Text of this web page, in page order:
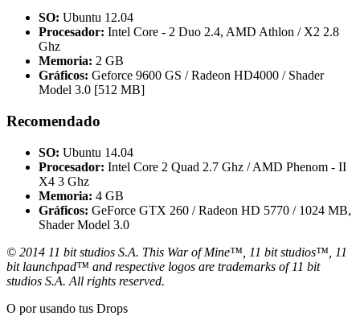
SO: Ubuntu 12.04
Procesador: Intel Core - 2 Duo 2.4, AMD Athlon / X2 2.8
Ghz
Memoria: 2 GB
Gráficos: Geforce 9600 GS / Radeon HD4000 / Shader
Model 3.0 [512 MB]
Recomendado
SO: Ubuntu 14.04
Procesador: Intel Core 2 Quad 2.7 Ghz / AMD Phenom - II
X4 3 Ghz
Memoria: 4 GB
Gráficos: GeForce GTX 260 / Radeon HD 5770 / 1024 MB,
Shader Model 3.0
© 2014 11 bit studios S.A. This War of Mine™, 11 bit studios™, 11
bit launchpad™ and respective logos are trademarks of 11 bit
studios S.A. All rights reserved.
O porusando tus Drops